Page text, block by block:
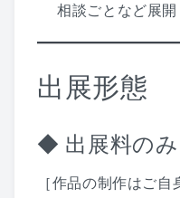
相談ごとなど展開
出展形態
◆ 出展料のみ
［作品の制作はご